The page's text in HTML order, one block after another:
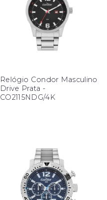
Relógio Condor Masculino
Drive Prata -
CO2115NDG/4K